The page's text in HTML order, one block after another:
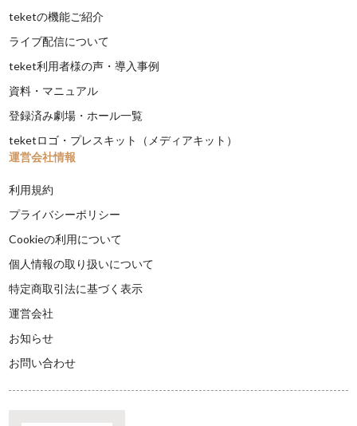
teketの機能ご紹介
ライブ配信について
teket利用者様の声・導入事例
資料・マニュアル
登録済み劇場・ホール一覧
teketロゴ・プレスキット（メディアキット）
運営会社情報
利用規約
プライバシーポリシー
Cookieの利用について
個人情報の取り扱いについて
特定商取引法に基づく表示
運営会社
お知らせ
お問い合わせ